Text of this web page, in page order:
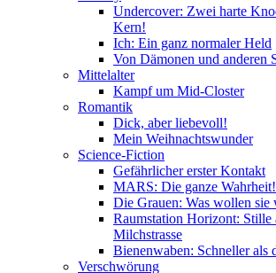
Undercover: Zwei harte
Kern!
Ich: Ein ganz normaler Held
Von Dämonen und anderen
Mittelalter
Kampf um Mid-Closter
Romantik
Dick, aber liebevoll!
Mein Weihnachtswunder
Science-Fiction
Gefährlicher erster Kontakt
MARS: Die ganze Wahrheit!
Die Grauen: Was wollen sie
Raumstation Horizont: Stille
Milchstrasse
Bienenwaben: Schneller als
Verschwörung